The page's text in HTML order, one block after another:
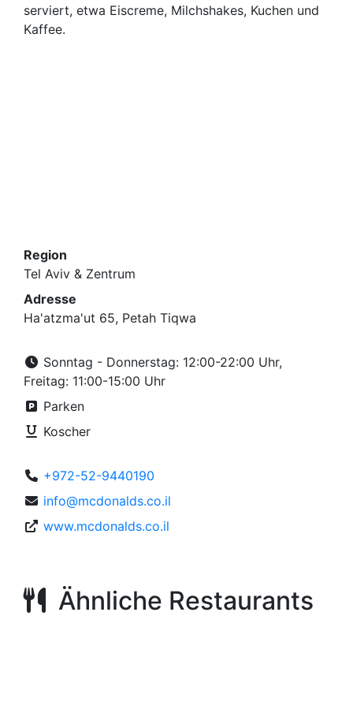
serviert, etwa Eiscreme, Milchshakes, Kuchen und
Kaffee.
Region
Tel Aviv & Zentrum
Adresse
Ha'atzma'ut 65, Petah Tiqwa
Sonntag - Donnerstag: 12:00-22:00 Uhr,
Freitag: 11:00-15:00 Uhr
Parken
Koscher
+972-52-9440190
info@mcdonalds.co.il
www.mcdonalds.co.il
Ähnliche Restaurants